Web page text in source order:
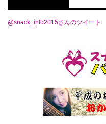
@snack_info2015さんのツイート